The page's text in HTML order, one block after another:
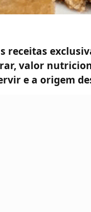
receitas
valor
e a origem